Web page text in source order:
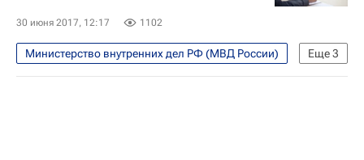
30 июня 2017, 12:17 1102
Еще3
Министерство внутренних дел РФ (МВД России)
Общество
В мире